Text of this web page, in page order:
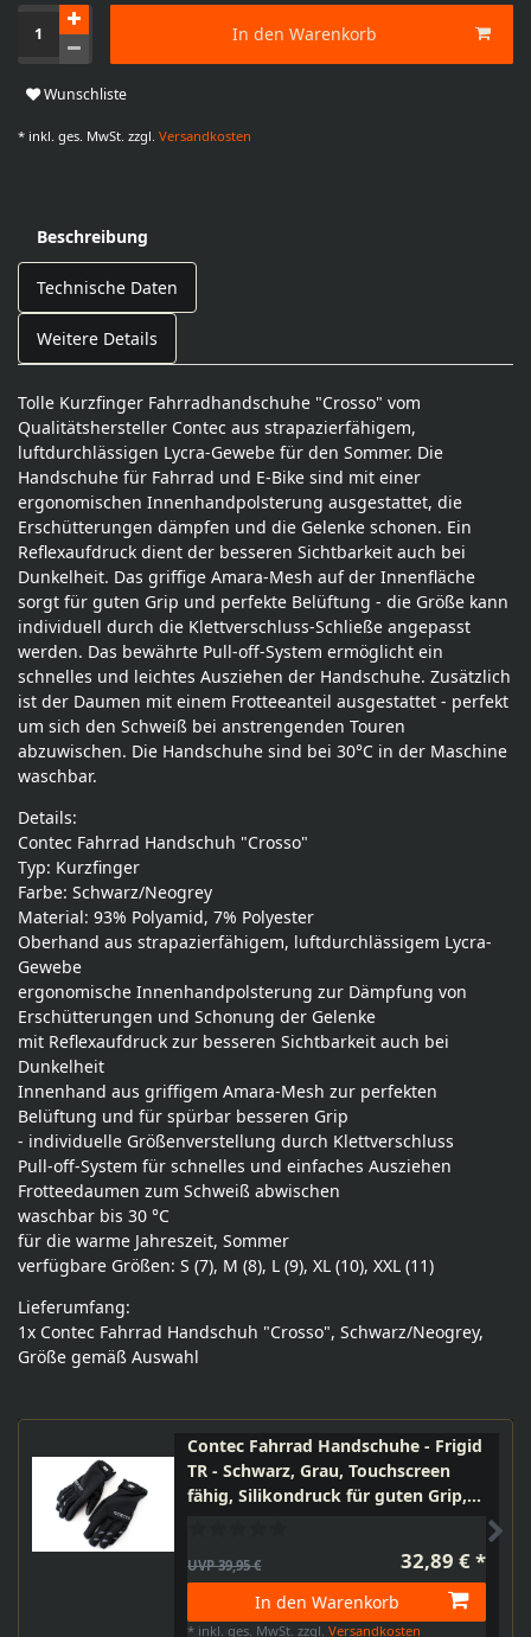
In den Warenkorb
Wunschliste
* inkl. ges. MwSt. zzgl. Versandkosten
Beschreibung
Technische Daten
Weitere Details
Tolle Kurzfinger Fahrradhandschuhe "Crosso" vom
Qualitätshersteller Contec aus strapazierfähigem,
luftdurchlässigen Lycra-Gewebe für den Sommer. Die
Handschuhe für Fahrrad und E-Bike sind mit einer
ergonomischen Innenhandpolsterung ausgestattet, die
Erschütterungen dämpfen und die Gelenke schonen. Ein
Reflexaufdruck dient der besseren Sichtbarkeit auch bei
Dunkelheit. Das griffige Amara-Mesh auf der Innenfläche
sorgt für guten Grip und perfekte Belüftung - die Größe kann
individuell durch die Klettverschluss-Schließe angepasst
werden. Das bewährte Pull-off-System ermöglicht ein
schnelles und leichtes Ausziehen der Handschuhe. Zusätzlich
ist der Daumen mit einem Frotteeanteil ausgestattet - perfekt
um sich den Schweiß bei anstrengenden Touren
abzuwischen. Die Handschuhe sind bei 30°C in der Maschine
waschbar.
Details:
Contec Fahrrad Handschuh "Crosso"
Typ: Kurzfinger
Farbe: Schwarz/Neogrey
Material: 93% Polyamid, 7% Polyester
Oberhand aus strapazierfähigem, luftdurchlässigem Lycra-
Gewebe
ergonomische Innenhandpolsterung zur Dämpfung von
Erschütterungen und Schonung der Gelenke
mit Reflexaufdruck zur besseren Sichtbarkeit auch bei
Dunkelheit
Innenhand aus griffigem Amara-Mesh zur perfekten
Belüftung und für spürbar besseren Grip
- individuelle Größenverstellung durch Klettverschluss
Pull-off-System für schnelles und einfaches Ausziehen
Frotteedaumen zum Schweiß abwischen
waschbar bis 30 °C
für die warme Jahreszeit, Sommer
verfügbare Größen: S (7), M (8), L (9), XL (10), XXL (11)
Lieferumfang:
1x Contec Fahrrad Handschuh "Crosso", Schwarz/Neogrey,
Größe gemäß Auswahl
Contec Fahrrad Handschuhe - Frigid
TR - Schwarz, Grau, Touchscreen
fähig, Silikondruck für guten Grip,
XXL
UVP 39,95 € 32,89 € *
In den Warenkorb
* inkl. ges. MwSt. zzgl.Versandkosten